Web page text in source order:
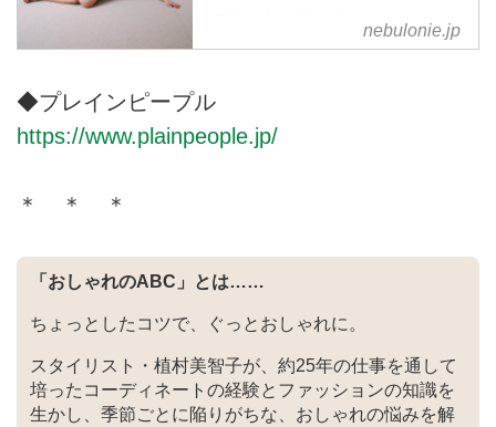
NEBULONI Eネブローニのオフィ
シャルオンラインサイト。
年前半にEugenio Nebulonieによ
って設立された優れたクラフトマ
ンシップとイタリアンスタイルに
で一点一点丁寧に作り続けていま
nebulonie.jp
◆プレインピープル
https://www.plainpeople.jp/
＊ ＊ ＊
「おしゃれのABC」とは……
ちょっとしたコツで、ぐっとおしゃれに。
スタイリスト・植村美智子が、約25年の仕事を通して
培ったコーディネートの経験とファッションの知識を
生かし、季節ごとに陥りがちな、おしゃれの悩みを解